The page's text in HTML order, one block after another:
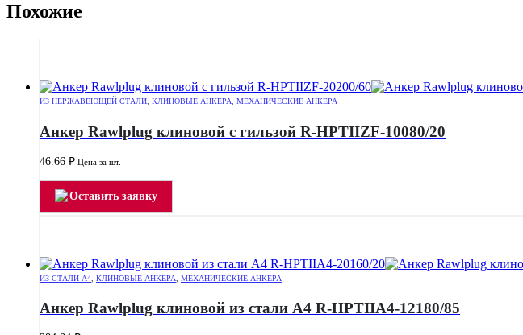
Похожие
ИЗ НЕРЖАВЕЮЩЕЙ СТАЛИ, КЛИНОВЫЕ АНКЕРА, МЕХАНИЧЕСКИЕ АНКЕРА
Анкер Rawlplug клиновой с гильзой R-HPTIIZF-10080/20
46.66 ₽ Цена за шт.
Оставить заявку
ИЗ СТАЛИ А4 КЛИНОВЫЕ АНКЕРА МЕХАНИЧЕСКИЕ АНКЕРА
Анкер Rawlplug клиновой из стали А4 R-HPTIIA4-12180/85